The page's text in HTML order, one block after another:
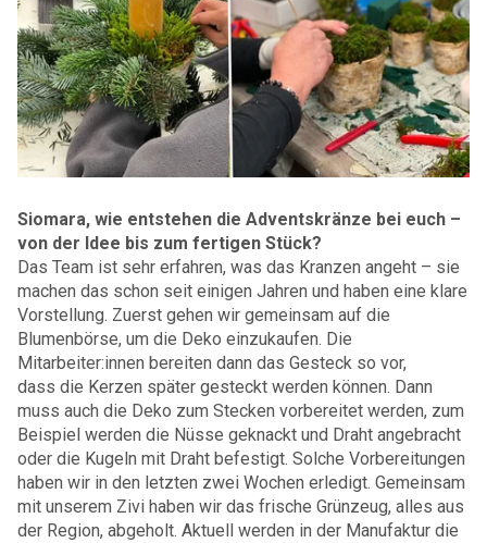
Siomara, wie entstehen die Adventskränze bei euch –
von der Idee bis zum fertigen Stück?
Das Team ist sehr erfahren, was das Kranzen angeht – sie
machen das schon seit einigen Jahren und haben eine klare
Vorstellung. Zuerst gehen wir gemeinsam auf die
Blumenbörse, um die Deko einzukaufen. Die
Mitarbeiter:innen bereiten dann das Gesteck so vor,
dass die Kerzen später gesteckt werden können. Dann
muss auch die Deko zum Stecken vorbereitet werden, zum
Beispiel werden die Nüsse geknackt und Draht angebracht
oder die Kugeln mit Draht befestigt. Solche Vorbereitungen
haben wir in den letzten zwei Wochen erledigt. Gemeinsam
mit unserem Zivi haben wir das frische Grünzeug, alles aus
der Region, abgeholt. Aktuell werden in der Manufaktur die